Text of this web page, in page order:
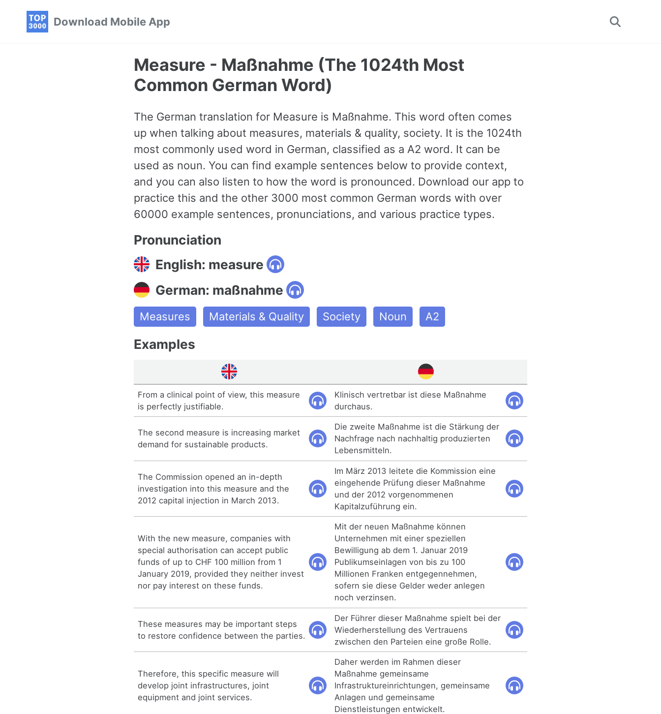
Download Mobile App
Toggle
Measure - Maßnahme (The 1024th Most
Common German Word)
The German translation for Measure is Maßnahme. This word often comes
up when talking about measures, materials & quality, society. It is the 1024th
most commonly used word in German, classified as a A2 word. It can be
used as noun. You can find example sentences below to provide context,
and you can also listen to how the word is pronounced. Download our app to
practice this and the other 3000 most common German words with over
60000 example sentences, pronunciations, and various practice types.
Pronunciation
English: measure
German: maßnahme
Measures Materials & Quality Society Noun A2
Examples
From a clinical point of view, this measure
is perfectly justifiable.
Klinisch vertretbar ist diese Maßnahme
durchaus.
The second measure is increasing market
demand for sustainable products.
Die zweite Maßnahme ist die Stärkung der
Nachfrage nach nachhaltig produzierten
Lebensmitteln.
The Commission opened an in-depth
investigation into this measure and the
2012 capital injection in March 2013.
Im März 2013 leitete die Kommission eine
eingehende Prüfung dieser Maßnahme
und der 2012 vorgenommenen
Kapitalzuführung ein.
With the new measure, companies with
special authorisation can accept public
funds of up to CHF 100 million from 1
January 2019, provided they neither invest
nor pay interest on these funds.
Mit der neuen Maßnahme können
Unternehmen mit einer speziellen
Bewilligung ab dem 1. Januar 2019
Publikumseinlagen von bis zu 100
Millionen Franken entgegennehmen,
sofern sie diese Gelder weder anlegen
noch verzinsen.
These measures may be important steps
to restore confidence between the parties.
Der Führer dieser Maßnahme spielt bei der
Wiederherstellung des Vertrauens
zwischen den Parteien eine große Rolle.
Therefore, this specific measure will
develop joint infrastructures, joint
equipment and joint services.
Daher werden im Rahmen dieser
Maßnahme gemeinsame
Infrastruktureinrichtungen, gemeinsame
Anlagen und gemeinsame
Dienstleistungen entwickelt.